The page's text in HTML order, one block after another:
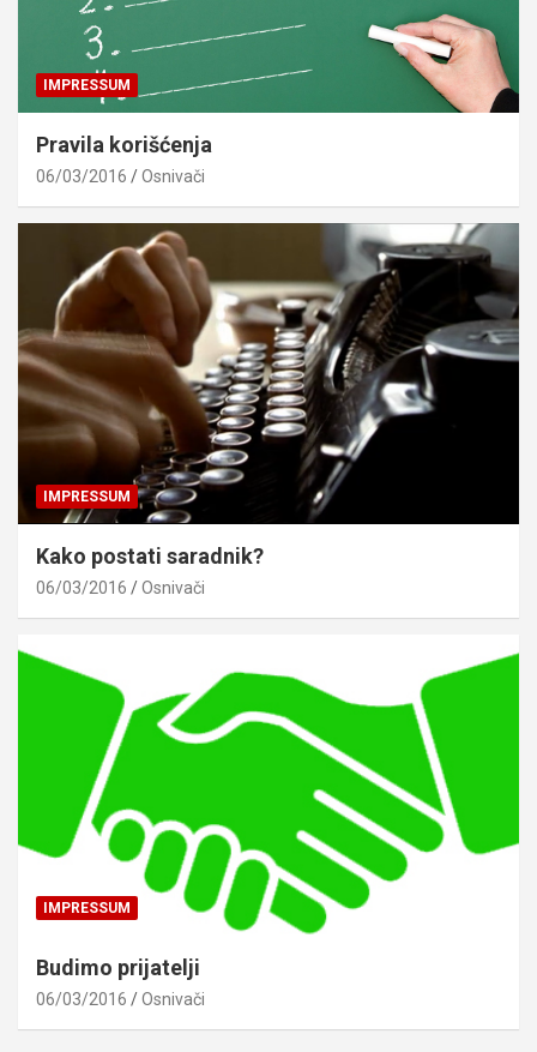
IMPRESSUM
Pravila korišćenja
06/03/2016 Osnivači
IMPRESSUM
Kako postati saradnik?
06/03/2016 Osnivači
IMPRESSUM
Budimo prijatelji
06/03/2016 Osnivači